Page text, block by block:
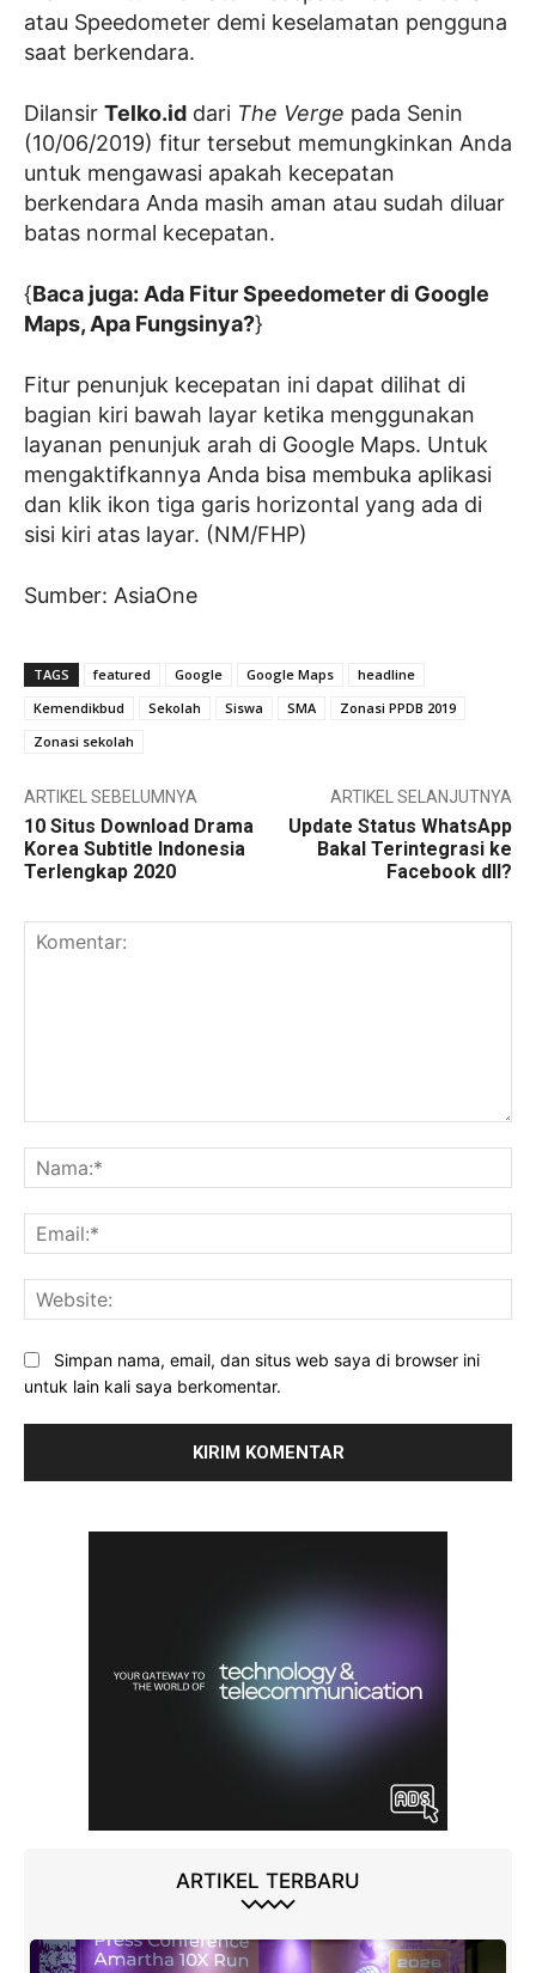
atau Speedometer demi keselamatan pengguna
saat berkendara.
Dilansir Telko.id dari The Verge pada Senin
(10/06/2019) fitur tersebut memungkinkan Anda
untuk mengawasi apakah kecepatan
berkendara Anda masih aman atau sudah diluar
batas normal kecepatan.
{Baca juga: Ada Fitur Speedometer di Google
Maps, Apa Fungsinya?}
Fitur penunjuk kecepatan ini dapat dilihat di
bagian kiri bawah layar ketika menggunakan
layanan penunjuk arah di Google Maps. Untuk
mengaktifkannya Anda bisa membuka aplikasi
dan klik ikon tiga garis horizontal yang ada di
sisi kiri atas layar. (NM/FHP)
Sumber: AsiaOne
TAGS featured Google Google Maps
headline
Kemendikbud
Sekolah Siswa SMA
Zonasi PPDB 2019
Zonasi sekolah
ARTIKEL SEBELUMNYA
10 Situs Download Drama
Korea Subtitle Indonesia
Terlengkap 2020
ARTIKEL SELANJUTNYA
Update Status WhatsApp
Bakal Terintegrasi ke
Facebook dll?
Simpan nama, email, dan situs web saya di browser ini
untuk lain kali saya berkomentar.
ARTIKEL TERBARU